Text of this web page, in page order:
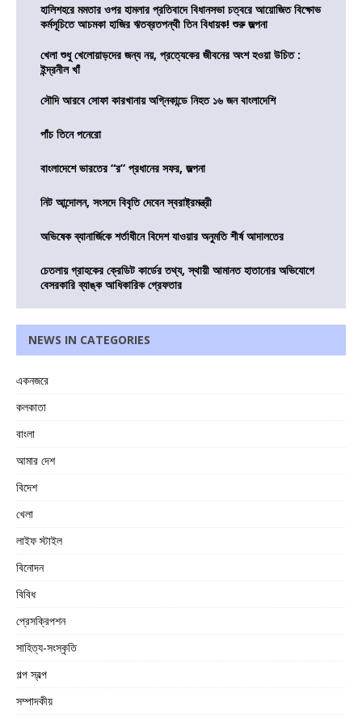
হালিশহরে মমতার ওপর হামলার প্রতিবাদে বিধানসভা চত্বরে আয়োজিত বিক্ষোভ
কর্মসূচিতে আচমকা হাজির ঋতব্রতপন্থী তিন বিধায়ক! শুরু জল্পনা
খেলা শুধু খেলোয়াড়দের জন্য নয়, প্রত্যেকের জীবনের অংশ হওয়া উচিত :
ইন্দ্রনীল খাঁ
সৌদি আরবে সোফা কারখানায় অগ্নিকান্ডে নিহত ১৬ জন বাংলাদেশি
পাঁচ তিনে পনেরো
বাংলাদেশে ভারতের “র” প্রধানের সফর, জল্পনা
নিট আন্দোলন, সংসদে বিবৃতি দেবেন স্বরাষ্ট্রমন্ত্রী
অভিষেক ব্যানার্জিকে শর্তাধীনে বিদেশ যাওয়ার অনুমতি শীর্ষ আদালতের
চেতলায় গ্রাহকের ক্রেডিট কার্ডের তথ্য, স্থায়ী আমানত হাতানোর অভিযোগে
বেসরকারি ব্যাঙ্ক আধিকারিক গ্রেফতার
NEWS IN CATEGORIES
একনজরে
কলকাতা
বাংলা
আমার দেশ
বিদেশ
খেলা
লাইফ স্টাইল
বিনোদন
বিবিধ
প্রেসক্রিপশন
সাহিত্য-সংস্কৃতি
গল্প স্বল্প
সম্পাদকীয়